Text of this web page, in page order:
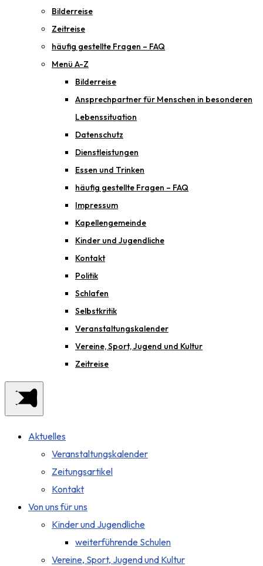
Bilderreise
Zeitreise
häufig gestellte Fragen – FAQ
Menü A-Z
Bilderreise
Ansprechpartner für Menschen in besonderen
Lebenssituation
Datenschutz
Dienstleistungen
Essen und Trinken
häufig gestellte Fragen – FAQ
Impressum
Kapellengemeinde
Kinder und Jugendliche
Kontakt
Politik
Schlafen
Selbstkritik
Veranstaltungskalender
Vereine, Sport, Jugend und Kultur
Zeitreise
Aktuelles
Veranstaltungskalender
Zeitungsartikel
Kontakt
Von uns für uns
Kinder und Jugendliche
weiterführende Schulen
Vereine, Sport, Jugend und Kultur